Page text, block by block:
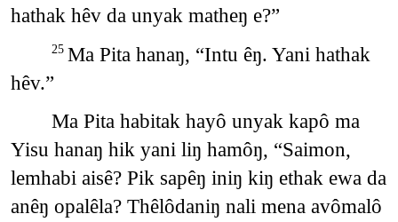
hathak hêv da unyak matheŋ e?”
25 Ma Pita hanaŋ, “Intu êŋ. Yani hathak
hêv.”
Ma Pita habitak hayô unyak kapô ma
Yisu hanaŋ hik yani liŋ hamôŋ, “Saimon,
lemhabi aisê? Pik sapêŋ iniŋ kiŋ ethak ewa da
anêŋ opalêla? Thêlôdaniŋ nali mena avômalô